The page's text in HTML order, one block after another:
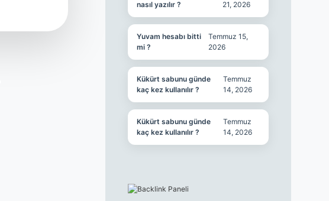
nasıl yazılır ?
21, 2026
Yuvam hesabı bitti
mi ?
Temmuz 15,
2026
Kükürt sabunu günde
kaç kez kullanılır ?
Temmuz
14, 2026
Kükürt sabunu günde
kaç kez kullanılır ?
Temmuz
14, 2026